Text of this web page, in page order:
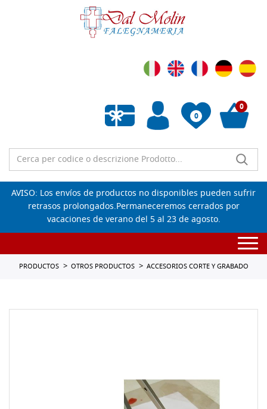
0
Lista de deseos vacía
0
AVISO: Los envíos de productos no disponibles pueden sufrir
retrasos prolongados.Permaneceremos cerrados por
vacaciones de verano del 5 al 23 de agosto.
PRODUCTOS OTROS PRODUCTOS ACCESORIOS CORTE Y GRABADO